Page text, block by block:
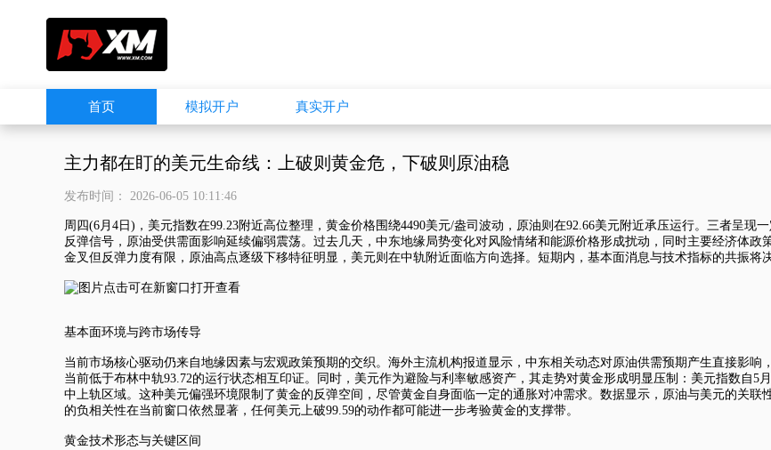
首页 模拟开户 真实开户
主力都在盯的美元生命线：上破则黄金危，下破则原油稳
发布时间： 2026-06-05 10:11:46
周四(6月4日)， 美元指数在99.23附近高位整理，黄金价格围绕4490美元/盎司波动，原油则在92.66美元附近承压运行。三者呈现
反弹信号，原油受供需面影响延续偏弱震荡。过去几天，中东地缘局势变化对风险情绪和能源价格形成扰动，同时主要经济体
金叉但反弹力度有限，原油高点逐级下移特征明显，美元则在中轨附近面临方向选择。短期内，基本面消息与技术指标的共振将
基本面环境与跨市场传导
当前市场核心驱动仍来自地缘因素与宏观政策预期的交织。海外主流机构报道显示，中东相关动态对原油供需预期产生直接影
当前低于布林中轨93.72的运行状态相互印证。同时，美元作为避险与利率敏感资产，其走势对黄金形成明显压制： 美元指数 自5
中上轨区域。这种美元偏强环境限制了黄金的反弹空间，尽管黄金自身面临一定的通胀对冲需求。数据显示，原油与美元的关
的负相关性在当前窗口依然显著，任何美元上破99.59的动作都可能进一步考验黄金的支撑带。
黄金技术形态与关键区间